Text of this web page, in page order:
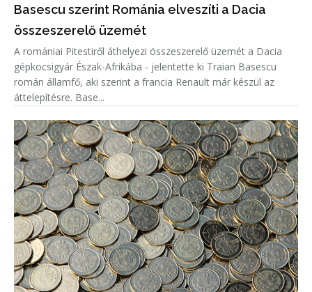
Basescu szerint Románia elveszíti a Dacia
összeszerelő üzemét
A romániai Pitestiről áthelyezi összeszerelő üzemét a Dacia
gépkocsigyár Észak-Afrikába - jelentette ki Traian Basescu
román államfő, aki szerint a francia Renault már készül az
áttelepítésre. Base...